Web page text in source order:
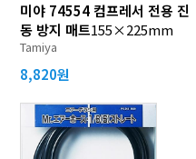
미야 74554 컴프레서 전용 진
동 방지 매트155×225mm
Tamiya
8,820원